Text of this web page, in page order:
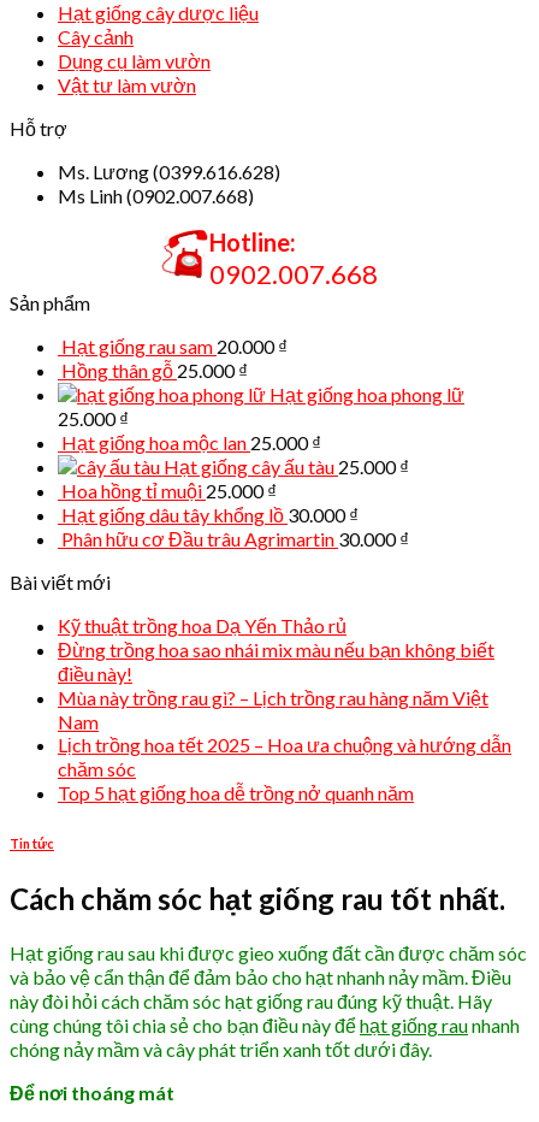
Hạt giống cây dược liệu
Cây cảnh
Dụng cụ làm vườn
Vật tư làm vườn
Hỗ trợ
Ms. Lương (0399.616.628)
Ms Linh (0902.007.668)
Hotline:
0902.007.668
Sản phẩm
Hạt giống rau sam 20.000₫
Hồng thân gỗ 25.000₫
Hạt giống hoa phong lữ
25.000₫
Hạt giống hoa mộc lan 25.000₫
Hạt giống cây ấu tàu 25.000₫
Hoa hồng tỉ muội 25.000₫
Hạt giống dâu tây khổng lồ 30.000₫
Phân hữu cơ Đầu trâu Agrimartin 30.000₫
Bài viết mới
Kỹ thuật trồng hoa Dạ Yến Thảo rủ
Đừng trồng hoa sao nhái mix màu nếu bạn không biết
điều này!
Mùa này trồng rau gì? – Lịch trồng rau hàng năm Việt
Nam
Lịch trồng hoa tết 2025 – Hoa ưa chuộng và hướng dẫn
chăm sóc
Top 5 hạt giống hoa dễ trồng nở quanh năm
Tin tức
Cách chăm sóc hạt giống rau tốt nhất.
Hạt giống rau sau khi được gieo xuống đất cần được chăm sóc
và bảo vệ cẩn thận để đảm bảo cho hạt nhanh nảy mầm. Điều
này đòi hỏi cách chăm sóc hạt giống rau đúng kỹ thuật. Hãy
cùng chúng tôi chia sẻ cho bạn điều này đểhạt giống raunhanh
chóng nảy mầm và cây phát triển xanh tốt dưới đây.
Để nơi thoáng mát